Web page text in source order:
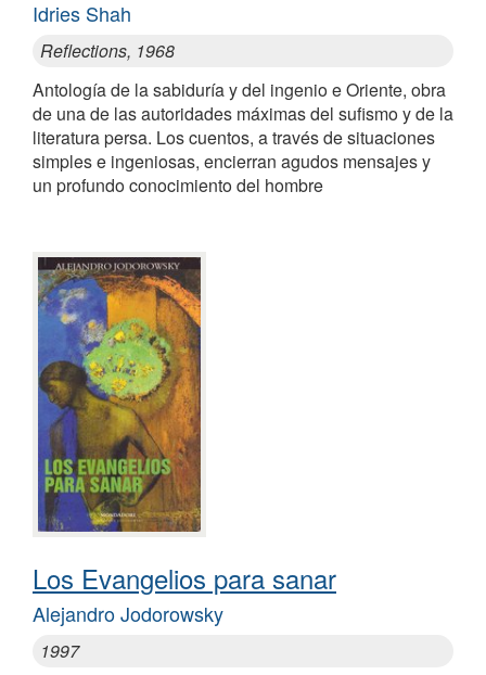
Idries Shah
Reflections, 1968
Antología de la sabiduría y del ingenio e Oriente, obra
de una de las autoridades máximas del sufismo y de la
literatura persa. Los cuentos, a través de situaciones
simples e ingeniosas, encierran agudos mensajes y
un profundo conocimiento del hombre
Los Evangelios para sanar
Alejandro Jodorowsky
1997